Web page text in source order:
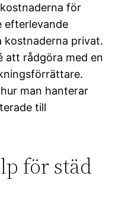
för
efterlevande
kostnaderna privat.
att rådgöra med en
man hanterar
till
för städ